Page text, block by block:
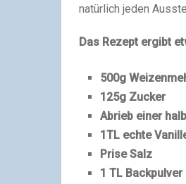
natürlich jeden
Das Rezept ergibt
500g
125g Zucker
Abrieb einer
1TL echte
Prise Salz
1 TL Backpulver